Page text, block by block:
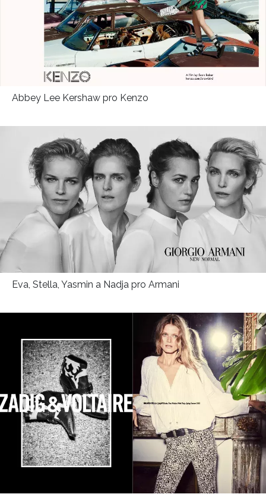
INFORMACE
REDAKCE
Abbey Lee Kershaw pro Kenzo
Eva, Stella, Yasmin a Nadja pro Armani